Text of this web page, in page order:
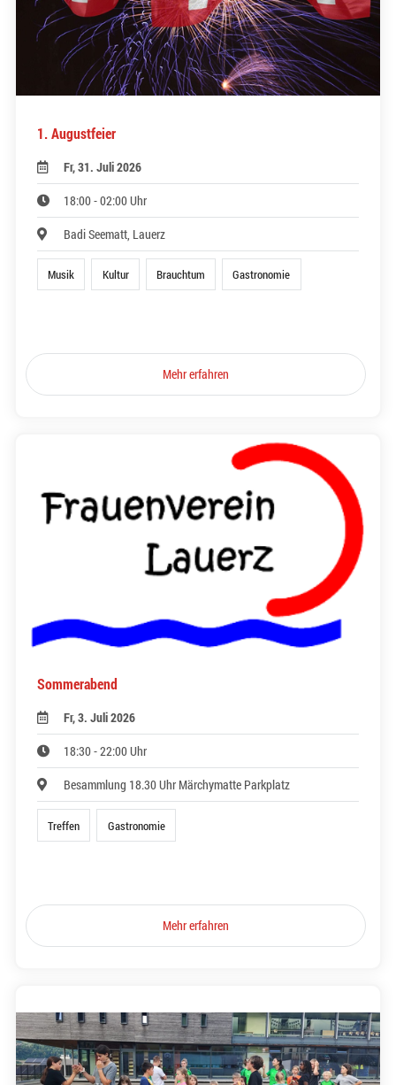
1. Augustfeier
Fr, 31. Juli 2026
18:00 - 02:00 Uhr
Badi Seematt, Lauerz
Musik Kultur Brauchtum Gastronomie
Mehr erfahren
Sommerabend
Fr, 3. Juli 2026
18:30 - 22:00 Uhr
Besammlung 18.30 Uhr Märchymatte Parkplatz
Treffen Gastronomie
Mehr erfahren